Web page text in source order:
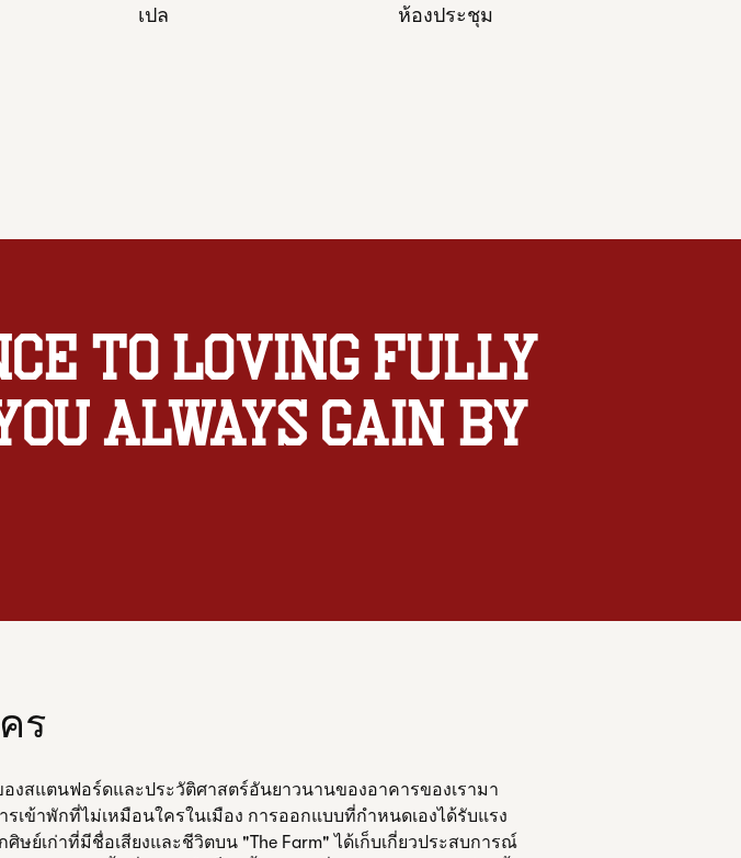
เปล ห้องประชุม
to loving fully
always gain by
ร
สแตนฟอร์ดและประวัติศาสตร์อันยาวนานของอาคารของเรามา
รเข้าพักที่ไม่เหมือนใครในเมือง การออกแบบที่กําหนดเองได้รับแรง
ศิษย์เก่าที่มีชื่อเสียงและชีวิตบน "The Farm" ได้เก็บเกี่ยวประสบการณ์